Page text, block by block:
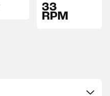
33
RPM